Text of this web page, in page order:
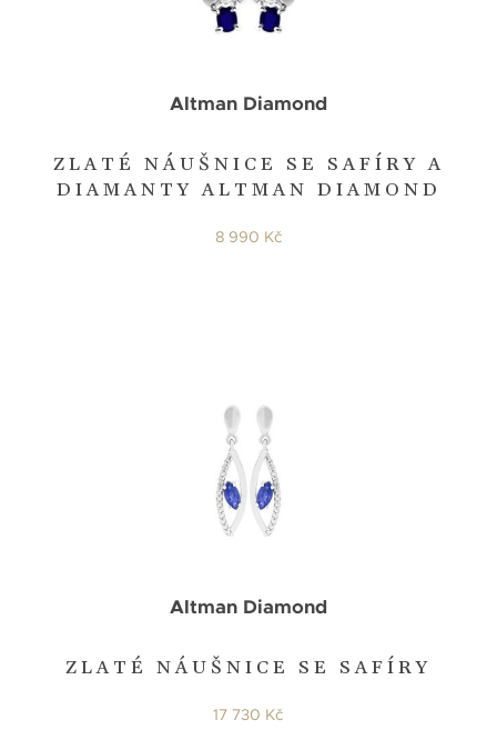
ZLATÉ NÁUŠNICE SE SAFÍRY A
DIAMANTY ALTMAN DIAMOND
Altman Diamond
8 990 Kč
ZLATÉ NÁUŠNICE SE SAFÍRY
Altman Diamond
17 730 Kč